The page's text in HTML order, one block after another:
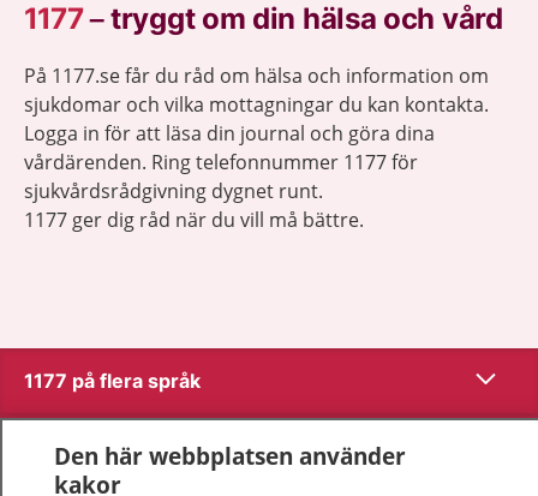
1177–tryggt om din hälsa och vård
På 1177.se får du råd om hälsa och information om
sjukdomar och vilka mottagningar du kan kontakta.
Logga in för att läsa din journal och göra dina
vårdärenden. Ring telefonnummer 1177 för
sjukvårdsrådgivning dygnet runt.
1177 ger dig råd när du vill må bättre.
1177 på flera språk Visa
Om 1177
Den här webbplatsen använder
kakor